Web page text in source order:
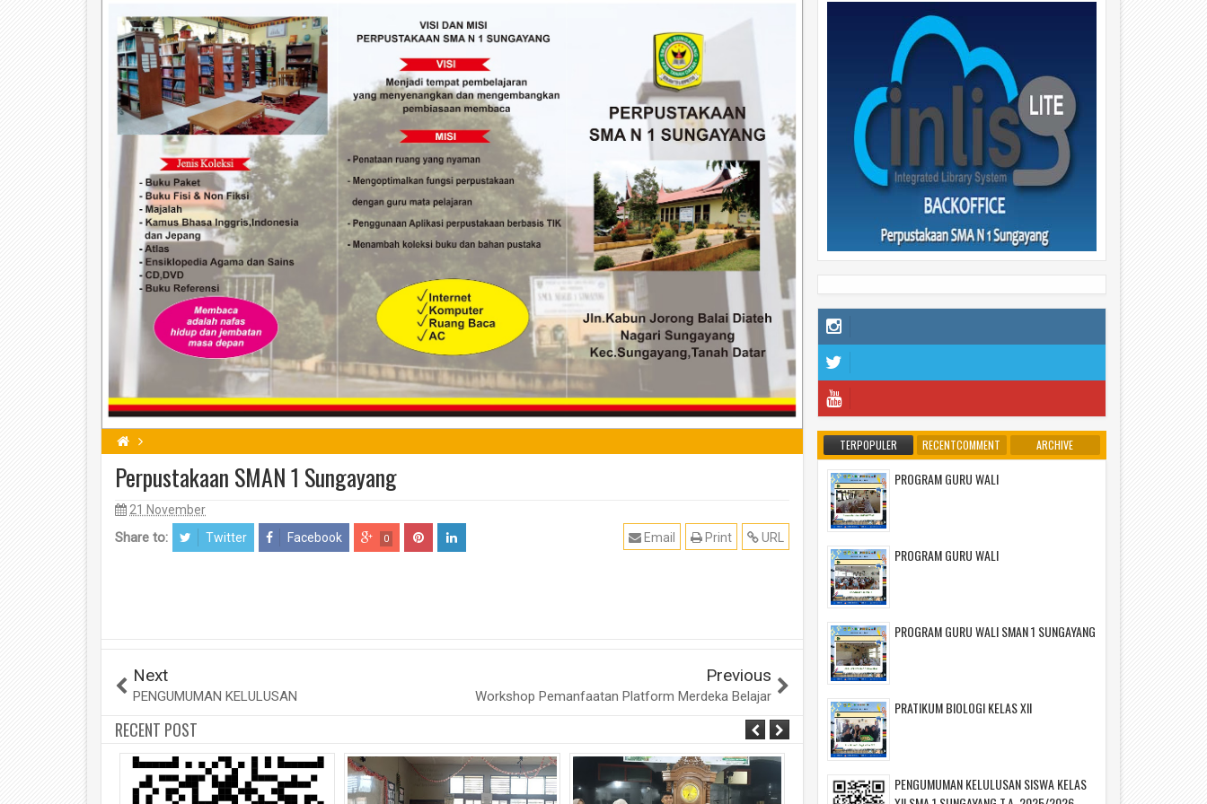
29 Apr
2026 29 Apr
Perpustakaan SMAN 1 Sungayang
21 November
Share to: Twitter Facebook 0 URL
Print
Email
Next
PENGUMUMAN KELULUSAN
Previous
Workshop Pemanfaatan Platform Merdeka Belajar
RECENT POST
TERPOPULER RECENTCOMMENT ARCHIVE
PROGRAM GURU WALI
PROGRAM GURU WALI
PROGRAM GURU WALI SMAN 1 SUNGAYANG
PRATIKUM BIOLOGI KELAS XII
PENGUMUMAN KELULUSAN SISWA KELAS